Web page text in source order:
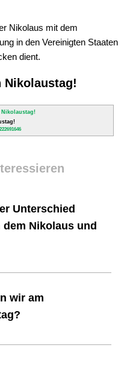
Nikolaus mit dem
in den Vereinigten Staaten
dient.
Nikolaustag!
Unterschied
Nikolaus und
wir am